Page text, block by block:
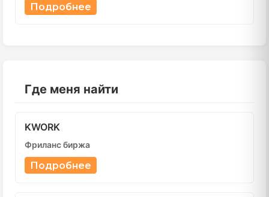
Подробнее
Где меня найти
KWORK
Фриланс биржа
Подробнее